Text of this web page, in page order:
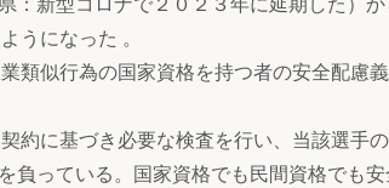
新型コロナで２０２３年に延期した）
うになった 。
似行為の国家資格を持つ者の安全配慮義
約に基づき必要な検査を行い、当該選手
負っている。国家資格でも民間資格でも